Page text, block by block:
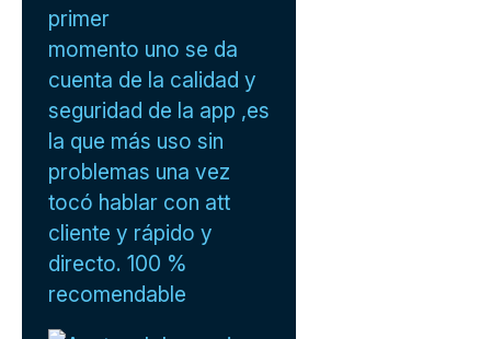
primer
momento uno se da
cuenta de la calidad y
seguridad de la app ,es
la que más uso sin
problemas una vez
tocó hablar con att
cliente y rápido y
directo. 100 %
recomendable